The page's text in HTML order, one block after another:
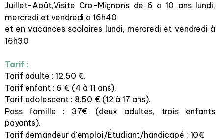
Juillet-Août,Visite Cro-Mignons de 6 à 10 ans lundi,
mercredi et vendredi à 16h40
et en vacances scolaires lundi, mercredi et vendredi à
16h30
Tarif :
Tarif adulte : 12,50 €.
Tarif enfant : 6 € (4 à 11 ans).
Tarif adolescent : 8.50 € (12 à 17 ans).
Pass famille : 37€ (deux adultes, trois enfants
payants).
Tarif demandeur d'emploi/Étudiant/handicapé : 10€